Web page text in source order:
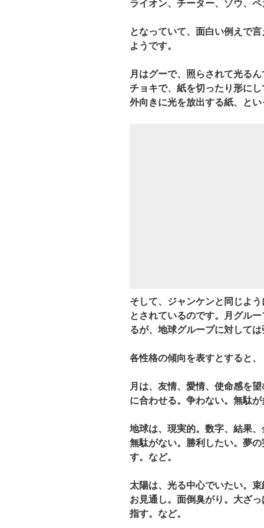
ライオン、チーター、ゾウ、ペ
となっていて、面白い例えで
ようです。
月はグーで、照らされて光る
チョキで、紙を切ったり形に
外向きに光を放出する紙、と
そして、ジャンケンと同じよ
とされているのです。月グル
るが、地球グループに対して
各性格の傾向を表すとすると、
月 は、友情、愛情、使命感を
に合わせる。争わない。無駄
地球は、現実的。数字、結果
無駄がない。勝利したい。夢
す。など。
太陽は、光る中心でいたい。
お見通し。面倒臭がり。大ざ
指す。など。